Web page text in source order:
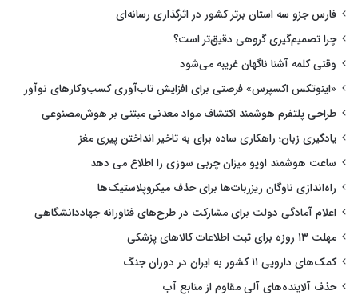
فارس جزو سه استان برتر کشور در اثرگذاری رسانه‌ای
چرا تصمیم‌گیری گروهی دقیق‌تر است؟
وقتی کلمه آشنا ناگهان غریبه می‌شود
«اینوتکس اکسپرس» فرصتی برای افزایش تاب‌آوری کسب‌وکارهای نوآور
طراحی پلتفرم هوشمند اکتشاف مواد معدنی مبتنی بر هوش‌مصنوعی
یادگیری زبان؛ راهکاری ساده برای به تاخیر انداختن پیری مغز
ساعت هوشمند اوپو میزان چربی سوزی را اطلاع می دهد
راه‌اندازی ناوگان ریزربات‌ها برای حذف میکروپلاستیک‌ها
اعلام آمادگی دولت برای مشارکت در طرح‌های فناورانه جهاددانشگاهی
مهلت ۱۳ روزه برای ثبت اطلاعات کالاهای پزشکی
کمک‌های دارویی ۱۱ کشور به ایران در دوران جنگ
حذف آلاینده‌های آلی مقاوم از منابع آب